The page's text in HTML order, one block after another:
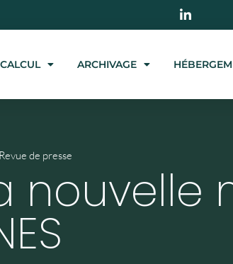
CALCUL ARCHIVAGE
Revue de presse
nouvelle